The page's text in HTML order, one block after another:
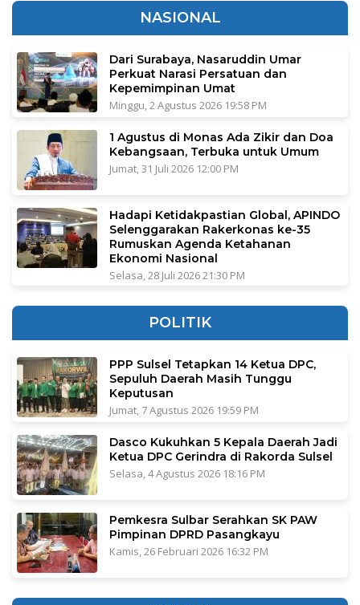
NASIONAL
Dari Surabaya, Nasaruddin Umar
Perkuat Narasi Persatuan dan
Kepemimpinan Umat
Minggu, 2 Agustus 2026 19:58 PM
1 Agustus di Monas Ada Zikir dan Doa
Kebangsaan, Terbuka untuk Umum
Jumat, 31 Juli 2026 12:00 PM
Hadapi Ketidakpastian Global, APINDO
Selenggarakan Rakerkonas ke-35
Rumuskan Agenda Ketahanan
Ekonomi Nasional
Selasa, 28 Juli 2026 21:30 PM
POLITIK
PPP Sulsel Tetapkan 14 Ketua DPC,
Sepuluh Daerah Masih Tunggu
Keputusan
Jumat, 7 Agustus 2026 19:59 PM
Dasco Kukuhkan 5 Kepala Daerah Jadi
Ketua DPC Gerindra di Rakorda Sulsel
Selasa, 4 Agustus 2026 18:16 PM
Pemkesra Sulbar Serahkan SK PAW
Pimpinan DPRD Pasangkayu
Kamis, 26 Februari 2026 16:32 PM